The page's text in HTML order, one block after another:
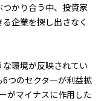
かり合う中、投資家
企業を探し出さなく
環境が反映されてい
つのセクターが利益拡
がマイナスに作用した